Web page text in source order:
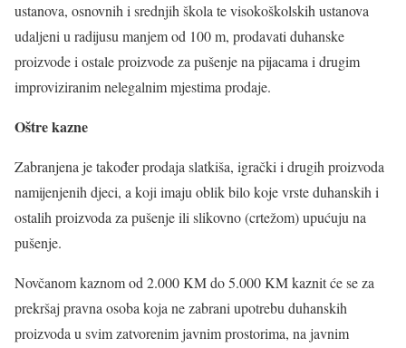
ustanova, osnovnih i srednjih škola te visokoškolskih ustanova
udaljeni u radijusu manjem od 100 m, prodavati duhanske
proizvode i ostale proizvode za pušenje na pijacama i drugim
improviziranim nelegalnim mjestima prodaje.
Oštre kazne
Zabranjena je također prodaja slatkiša, igrački i drugih proizvoda
namijenjenih djeci, a koji imaju oblik bilo koje vrste duhanskih i
ostalih proizvoda za pušenje ili slikovno (crtežom) upućuju na
pušenje.
Novčanom kaznom od 2.000 KM do 5.000 KM kaznit će se za
prekršaj pravna osoba koja ne zabrani upotrebu duhanskih
proizvoda u svim zatvorenim javnim prostorima, na javnim